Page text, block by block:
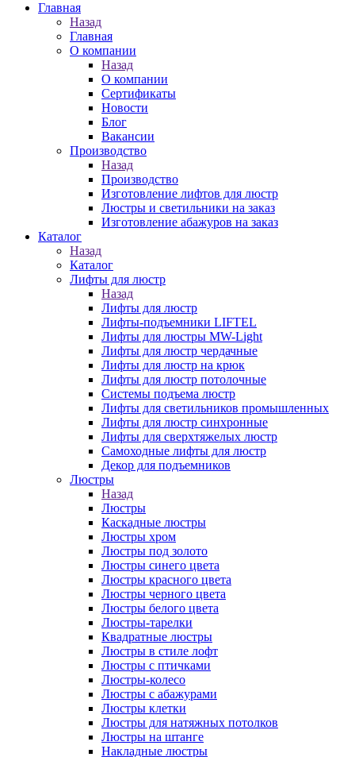
Главная
Назад
Главная
О компании
Назад
О компании
Сертификаты
Новости
Блог
Вакансии
Производство
Назад
Производство
Изготовление лифтов для люстр
Люстры и светильники на заказ
Изготовление абажуров на заказ
Каталог
Назад
Каталог
Лифты для люстр
Назад
Лифты для люстр
Лифты-подъемники LIFTEL
Лифты для люстры MW-Light
Лифты для люстр чердачные
Лифты для люстр на крюк
Лифты для люстр потолочные
Системы подъема люстр
Лифты для светильников промышленных
Лифты для люстр синхронные
Лифты для сверхтяжелых люстр
Самоходные лифты для люстр
Декор для подъемников
Люстры
Назад
Люстры
Каскадные люстры
Люстры хром
Люстры под золото
Люстры синего цвета
Люстры красного цвета
Люстры черного цвета
Люстры белого цвета
Люстры-тарелки
Квадратные люстры
Люстры в стиле лофт
Люстры с птичками
Люстры-колесо
Люстры с абажурами
Люстры клетки
Люстры для натяжных потолков
Люстры на штанге
Накладные люстры